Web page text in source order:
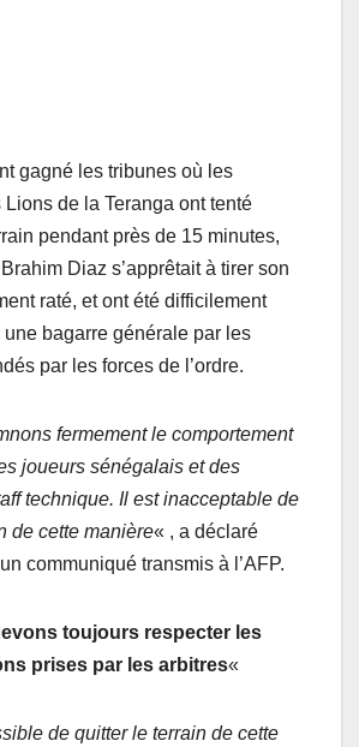
gagné les tribunes où les
de la Teranga ont tenté
pendant près de 15 minutes,
Diaz s’apprêtait à tirer son
raté, et ont été difficilement
bagarre générale par les
par les forces de l’ordre.
fermement le comportement
joueurs sénégalais et des
technique. Il est inacceptable de
de cette manière« , a déclaré
communiqué transmis à l’AFP.
toujours respecter les
prises par les arbitres«
de quitter le terrain de cette